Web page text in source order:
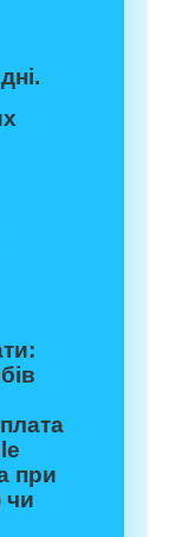
при
чи